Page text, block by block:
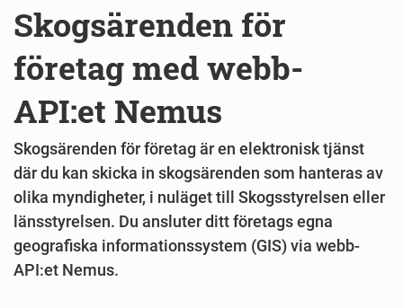
Skogsärenden för
företag med webb-
API:et Nemus
Skogsärenden för företag är en elektronisk tjänst
där du kan skicka in skogsärenden som hanteras av
olika myndigheter, i nuläget till Skogsstyrelsen eller
länsstyrelsen. Du ansluter ditt företags egna
geografiska informationssystem (GIS) via webb-
API:et Nemus.